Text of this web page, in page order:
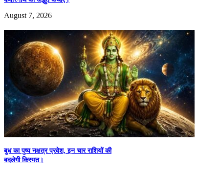
August 7, 2026
बुध का पुष्य नक्षत्र प्रवेश, इन चार राशियों की
बदलेगी किस्मत।